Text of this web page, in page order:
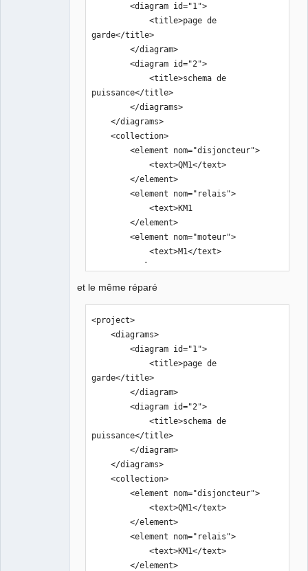
        <diagram id="1">
            <title>page de
garde</title>
        </diagram>
        <diagram id="2">
            <title>schema de
puissance</title>
        </diagrams>
    </diagrams>
    <collection>
        <element nom="disjoncteur">
            <text>QM1</text>
        </element>
        <element nom="relais">
            <text>KM1
        </element>
        <element nom="moteur">
            <text>M1</text>
et le même réparé
<project>
    <diagrams>
        <diagram id="1">
            <title>page de
garde</title>
        </diagram>
        <diagram id="2">
            <title>schema de
puissance</title>
        </diagram>
    </diagrams>
    <collection>
        <element nom="disjoncteur">
            <text>QM1</text>
        </element>
        <element nom="relais">
            <text>KM1</text>
        </element>